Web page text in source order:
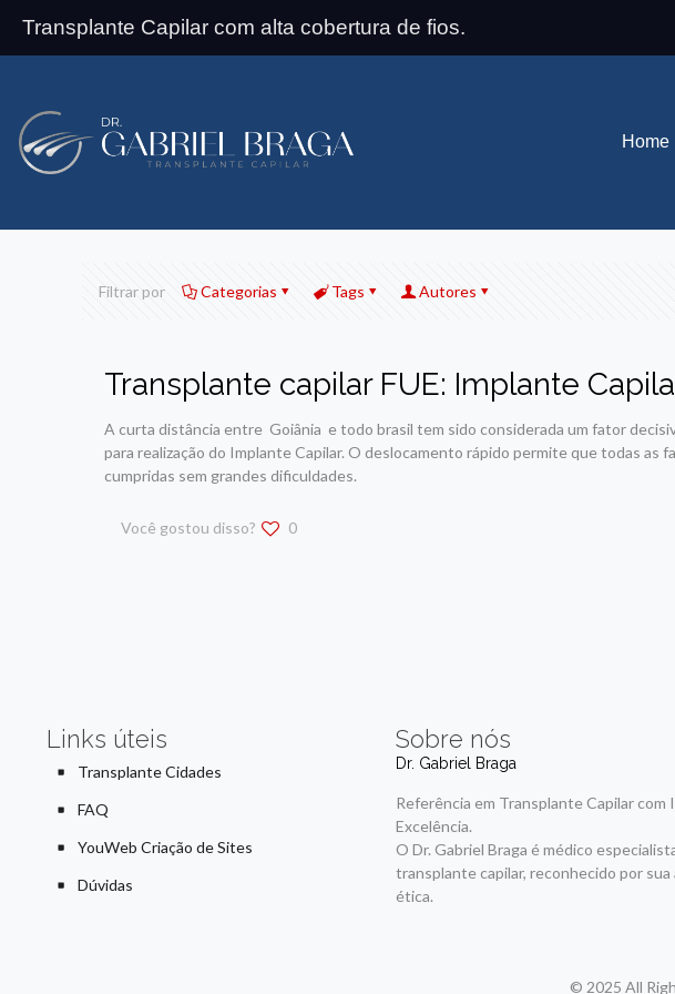
Transplante Capilar com alta cobertura de fios.
Home
Filtrar por Categorias Tags Autores
Transplante capilar FUE: Implante
A curta distância entre Goiânia e todo brasil tem sido considerada um fator
para realização do Implante Capilar. O deslocamento rápido permite que todas as
cumpridas sem grandes dificuldades.
Você gostou disso? 0
Links úteis
Transplante Cidades
FAQ
YouWeb Criação de Sites
Dúvidas
Sobre nós
Dr. Gabriel Braga
Referência em Transplante Capilar com
Excelência.
O Dr. Gabriel Braga é médico
transplante capilar, reconhecido por sua
ética.
© 2025 All